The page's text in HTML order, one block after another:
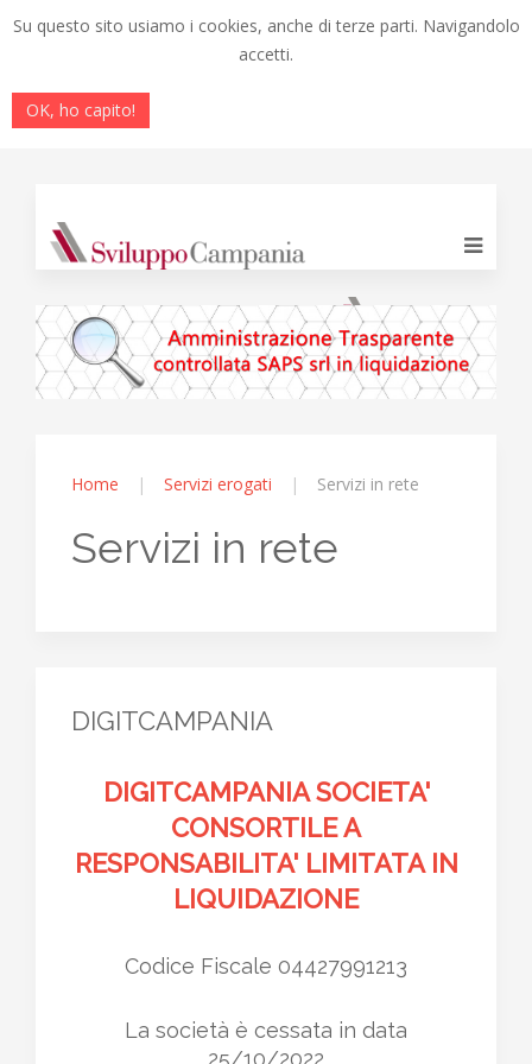
Su questo sito usiamo i cookies, anche di terze parti. Navigandolo
accetti.
OK, ho capito!
Home Servizi erogati Servizi in rete
Servizi in rete
DIGITCAMPANIA
DIGITCAMPANIA SOCIETA'
CONSORTILE A
RESPONSABILITA' LIMITATA IN
LIQUIDAZIONE
Codice Fiscale 04427991213
La società è cessata in data
25/10/2022